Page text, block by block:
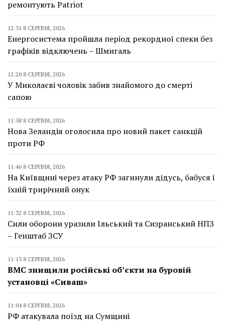
ремонтують Patriot
12:31 8 СЕРПНЯ, 2026
Енергосистема пройшла період рекордної спеки без
графіків відключень – Шмигаль
12:20 8 СЕРПНЯ, 2026
У Миколаєві чоловік забив знайомого до смерті
сапою
11:58 8 СЕРПНЯ, 2026
Нова Зеландія оголосила про новий пакет санкцій
проти РФ
11:46 8 СЕРПНЯ, 2026
На Київщині через атаку РФ загинули дідусь, бабуся і
їхній трирічний онук
11:32 8 СЕРПНЯ, 2026
Сили оборони уразили Ільський та Сизранський НПЗ
– Генштаб ЗСУ
11:13 8 СЕРПНЯ, 2026
ВМС знищили російські об’єкти на буровій
установці «Сиваш»
11:04 8 СЕРПНЯ, 2026
РФ атакувала поїзд на Сумщині